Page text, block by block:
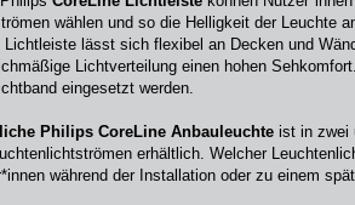
wählen und so die Helligkeit der Leuchte
Lichtleiste lässt sich flexibel an Decken und
Lichtverteilung einen hohen
eingesetzt werden.
Philips CoreLine Anbauleuchte ist in zwei
erhältlich. Welcher
während der Installation oder zu einem